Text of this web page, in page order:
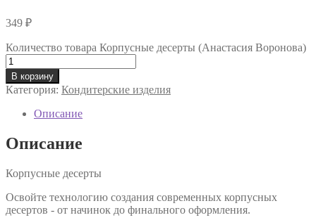
349 ₽
Количество товара Корпусные десерты (Анастасия Воронова)
В корзину
Категория: Кондитерские изделия
Описание
Описание
Корпусные десерты
Освойте технологию создания современных корпусных
десертов - от начинок до финального оформления.